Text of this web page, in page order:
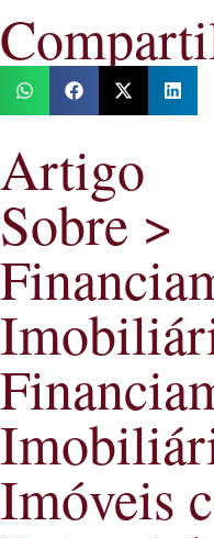
Artigo
Sobre >
Imóveis